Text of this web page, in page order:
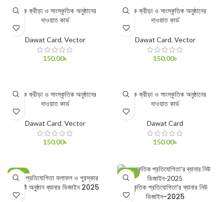
বার্ষিক ক্রীড়া ও সাংস্কৃতিক অনুষ্ঠানের
দাওয়াত কার্ড
Dawat Card, Vector
150.00৳
বার্ষিক ক্রীড়া ও সাংস্কৃতিক অনুষ্ঠানের
দাওয়াত কার্ড
Dawat Card, Vector
150.00৳
বার্ষিক ক্রীড়া ও সাংস্কৃতিক অনুষ্ঠানের
দাওয়াত কার্ড
Dawat Card, Vector
150.00৳
বার্ষিক ক্রীড়া ও সাংস্কৃতিক অনুষ্ঠানের
দাওয়াত কার্ড
Dawat Card
150.00৳
-50%
কুইজ প্রতিযোগিতা ফলাফল ও পুরস্কার
বিতরণী অনুষ্ঠান ব্যানার ডিজাইন 2025
-60%
সাংস্কৃতিক প্রতিযোগিতা’র ব্যানার নিউ
ডিজাইন-2025